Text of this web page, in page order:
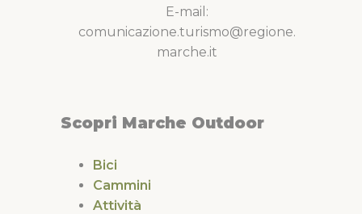
E-mail:
comunicazione.turismo@regione.
marche.it
Scopri Marche Outdoor
Bici
Cammini
Attività